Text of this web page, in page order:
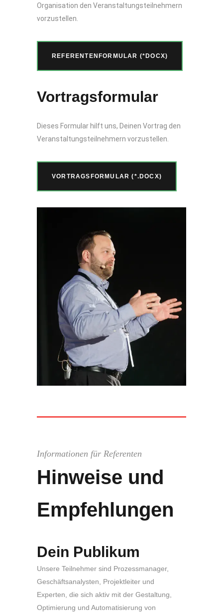
Organisation den Veranstaltungsteilnehmern
vorzustellen.
REFERENTENFORMULAR (*DOCX)
Vortragsformular
Dieses Formular hilft uns, Deinen Vortrag den
Veranstaltungsteilnehmern vorzustellen.
VORTRAGSFORMULAR (*.DOCX)
Informationen für Referenten
Hinweise und
Empfehlungen
Dein Publikum
Unsere Teilnehmer sind Prozessmanager,
Geschäftsanalysten, Projektleiter und
Experten, die sich aktiv mit der Gestaltung,
Optimierung und Automatisierung von